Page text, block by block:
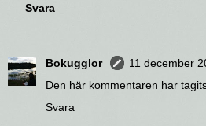
Svara
Bokugglor
11 december
Den här kommentaren har
Svara